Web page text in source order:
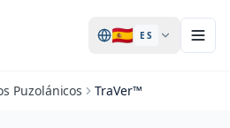
🇪🇸 ES
Puzolánicos TraVer™